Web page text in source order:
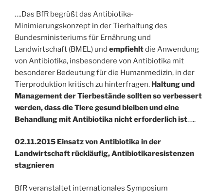
….Das BfR begrüßt das Antibiotika-
Minimierungskonzept in der Tierhaltung des
Bundesministeriums für Ernährung und
Landwirtschaft (BMEL) und empfiehltdie Anwendung
von Antibiotika, insbesondere von Antibiotika mit
besonderer Bedeutung für die Humanmedizin, in der
Tierproduktion kritisch zu hinterfragen. Haltung und
Management der Tierbestände sollten so verbessert
werden, dass die Tiere gesund bleiben und eine
Behandlung mit Antibiotika nicht erforderlich ist…..
02.11.2015 Einsatz von Antibiotika in der
Landwirtschaft rückläufig, Antibiotikaresistenzen
stagnieren
BfR veranstaltet internationales Symposium